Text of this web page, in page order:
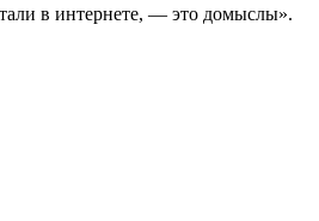
в интернете, — это домыслы».